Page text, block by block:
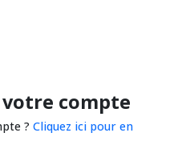
votre compte
? Cliquez ici pour en